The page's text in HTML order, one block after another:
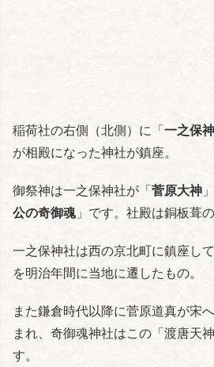
稲荷社の右側（北側）に「一之保
が相殿になった神社が鎮座。
御祭神は一之保神社が「菅原大神
公の奇御魂」です。社殿は銅板葺
一之保神社は西の京北町に鎮座し
を明治年間に当地に遷したもの。
また鎌倉時代以降に菅原道真が宋
まれ、奇御魂神社はこの「渡唐天
す。